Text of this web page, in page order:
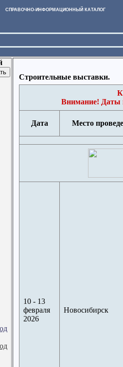
ИНФОРМАЦИОННЫЙ КАТАЛОГ
Строительные выставки.
Внимание! Даты
Дата Место
10 - 13
февраля
2026
Новосибирск